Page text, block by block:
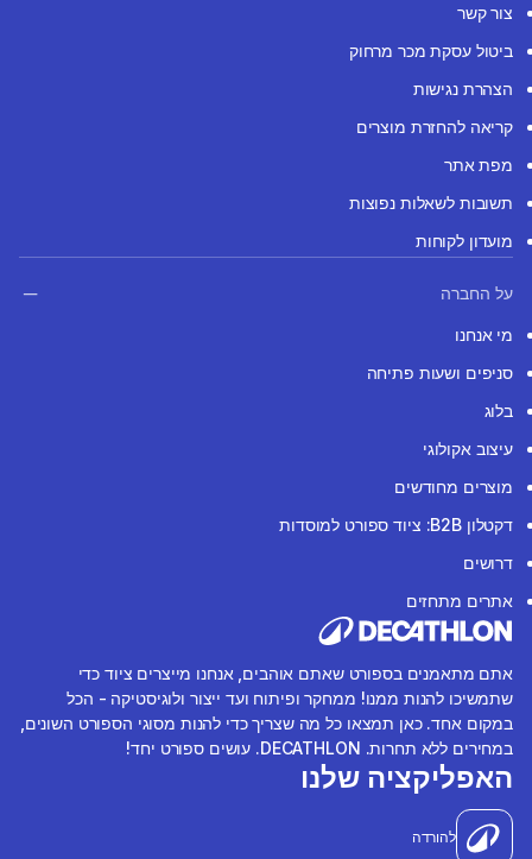
צור קשר
ביטול עסקת מכר מרחוק
הצהרת נגישות
קריאה להחזרת מוצרים
מפת אתר
תשובות לשאלות נפוצות
מועדון לקוחות
על החברה
מי אנחנו
סניפים ושעות פתיחה
בלוג
עיצוב אקולוגי
מוצרים מחודשים
דקטלון B2B: ציוד ספורט למוסדות
דרושים
אתרים מתחזים
אתם מתאמנים בספורט שאתם אוהבים, אנחנו מייצרים ציוד כדי
שתמשיכו להנות ממנו! ממחקר ופיתוח ועד ייצור ולוגיסטיקה - הכל
במקום אחד. כאן תמצאו כל מה שצריך כדי להנות מסוגי הספורט השונים,
במחירים ללא תחרות. DECATHLON. עושים ספורט יחד!
האפליקציה שלנו
להורדה